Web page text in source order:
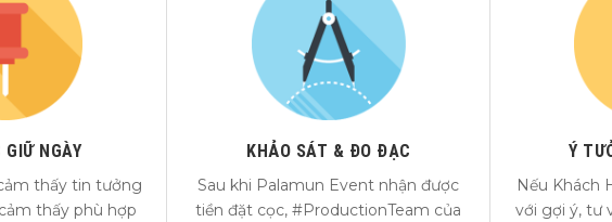
NGÀY
thấy tin tưởng
thấy phù hợp
KHẢO SÁT & ĐO ĐẠC
Sau khi Palamun Event nhận được
tiền đặt cọc, #ProductionTeam của
Ý
Nếu Khách
với gợi ý, tư